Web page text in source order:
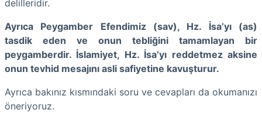
delilleridir.
Ayrıca Peygamber Efendimiz (sav), Hz. İsa’yı (as)
tasdik eden ve onun tebliğini tamamlayan bir
peygamberdir. İslamiyet, Hz. İsa’yı reddetmez aksine
onun tevhid mesajını asli safiyetine kavuşturur.
Ayrıca bakınız kısmındaki soru ve cevapları da okumanızı
öneriyoruz.